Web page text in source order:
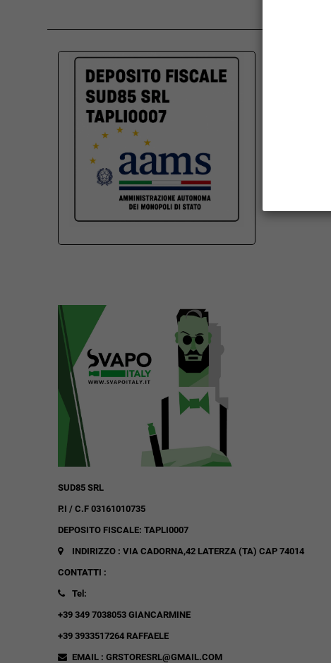
SUD85 SRL
P.I / C.F 03161010735
DEPOSITO FISCALE: TAPLI0007
INDIRIZZO : VIA CADORNA,42 LATERZA (TA) CAP 74014
CONTATTI :
Tel:
+39 349 7038053 GIANCARMINE
+39 3933517264 RAFFAELE
EMAIL : GRSTORESRL@GMAIL.COM